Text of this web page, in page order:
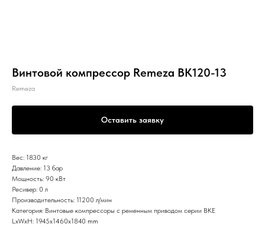
Винтовой компрессор Remeza ВК120-13
Remeza
Оставить заявку
Вес: 1830 кг
Давление: 13 бар
Мощность: 90 кВт
Ресивер: 0 л
Производительность: 11200 л/мин
Категория: Винтовые компрессоры с ременным приводом серии ВКЕ
LxWxH: 1945x1460x1840 mm